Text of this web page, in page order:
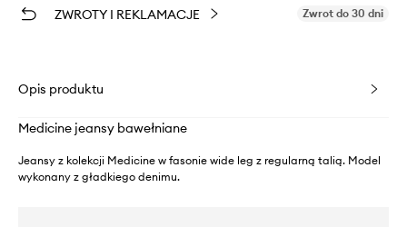
ZWROTY I REKLAMACJE Zwrot do 30 dni
Opis produktu
Medicine jeansy bawełniane
Jeansy z kolekcji Medicine w fasonie wide leg z regularną talią. Model
wykonany z gładkiego denimu.